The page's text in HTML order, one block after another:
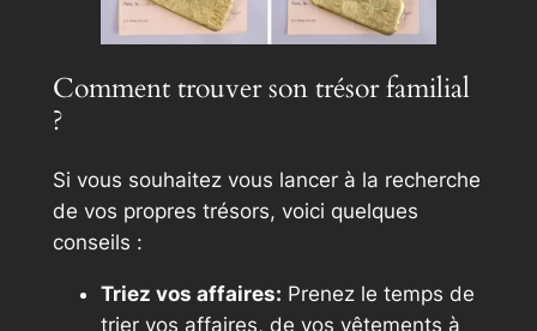
Comment trouver son trésor familial
?
Si vous souhaitez vous lancer à la recherche
de vos propres trésors, voici quelques
conseils :
Triez vos affaires: Prenez le temps de
trier vos affaires, de vos vêtements à